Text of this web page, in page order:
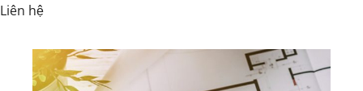
Liên hệ